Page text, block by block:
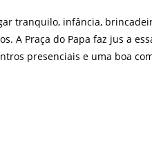
tranquilo, infância,
A Praça do Papa faz jus a
presenciais e uma boa